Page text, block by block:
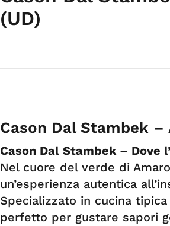
(UD)
Cason Dal Stambek
Cason Dal Stambek – Dove
Nel cuore del verde di
un’esperienza autentica
Specializzato in cucina
perfetto per gustare sapori